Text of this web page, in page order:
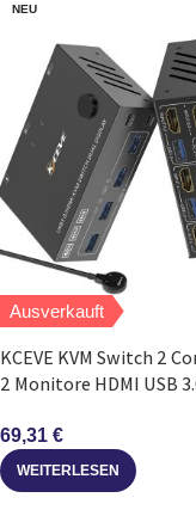
NEU
Ausverkauft
KCEVE KVM Switch 2
2 Monitore HDMI USB
69,31 €
WEITERLESEN